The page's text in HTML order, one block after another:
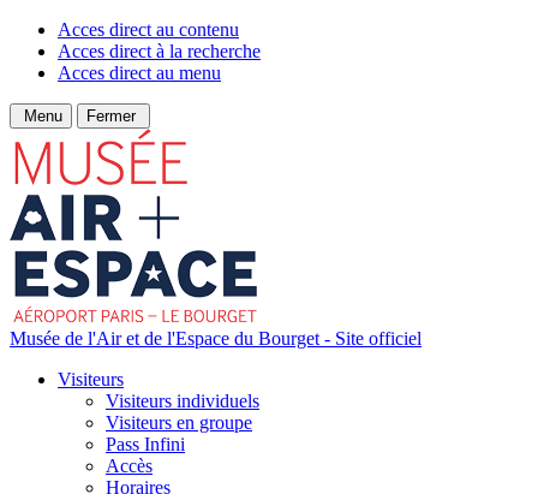
Acces direct au contenu
Acces direct à la recherche
Acces direct au menu
Menu Fermer
Musée de l'Air et de l'Espace du Bourget - Site officiel
Visiteurs
Visiteurs individuels
Visiteurs en groupe
Pass Infini
Accès
Horaires